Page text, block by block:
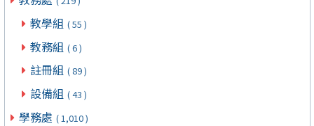
教學組 ( 55 )
教務組 ( 6 )
註冊組 ( 89 )
設備組 ( 43 )
學務處 ( 1,010 )